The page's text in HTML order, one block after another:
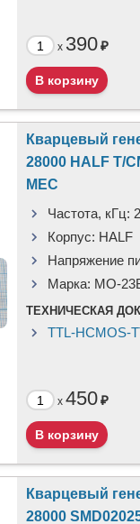
x 390₽
Кварцевый
28000 HALF T/
MEC
Частота, кГц:
Корпус: HALF
Напряжение
Марка: MO-
ТЕХНИЧЕСКАЯ
TTL-HCMOS-
x 450₽
Кварцевый
28000